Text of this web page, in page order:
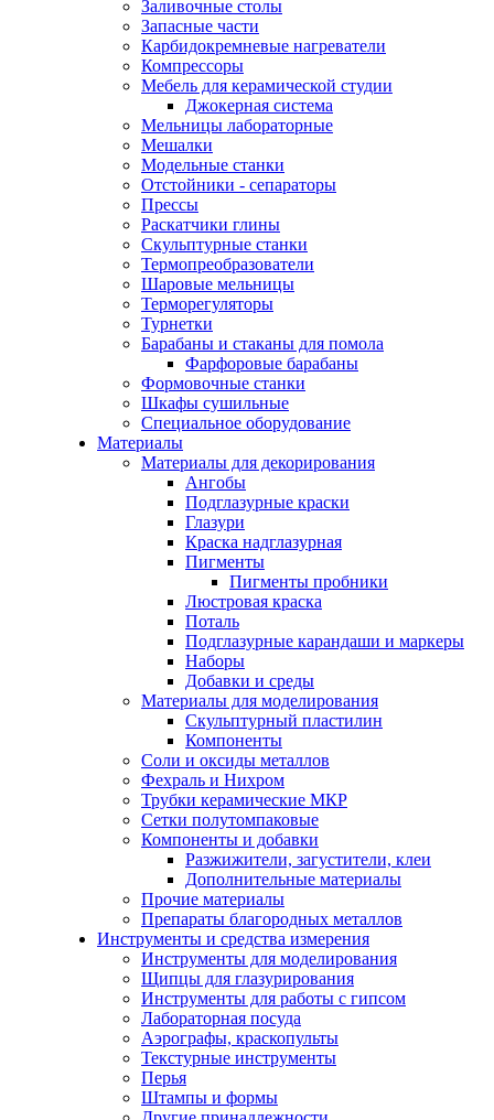
Заливочные столы
Запасные части
Карбидокремневые нагреватели
Компрессоры
Мебель для керамической студии
Джокерная система
Мельницы лабораторные
Мешалки
Модельные станки
Отстойники - сепараторы
Прессы
Раскатчики глины
Скульптурные станки
Термопреобразователи
Шаровые мельницы
Терморегуляторы
Турнетки
Барабаны и стаканы для помола
Фарфоровые барабаны
Формовочные станки
Шкафы сушильные
Специальное оборудование
Материалы
Материалы для декорирования
Ангобы
Подглазурные краски
Глазури
Краска надглазурная
Пигменты
Пигменты пробники
Люстровая краска
Поталь
Подглазурные карандаши и маркеры
Наборы
Добавки и среды
Материалы для моделирования
Скульптурный пластилин
Компоненты
Соли и оксиды металлов
Фехраль и Нихром
Трубки керамические МКР
Сетки полутомпаковые
Компоненты и добавки
Разжижители, загустители, клеи
Дополнительные материалы
Прочие материалы
Препараты благородных металлов
Инструменты и средства измерения
Инструменты для моделирования
Щипцы для глазурирования
Инструменты для работы с гипсом
Лабораторная посуда
Аэрографы, краскопульты
Текстурные инструменты
Перья
Штампы и формы